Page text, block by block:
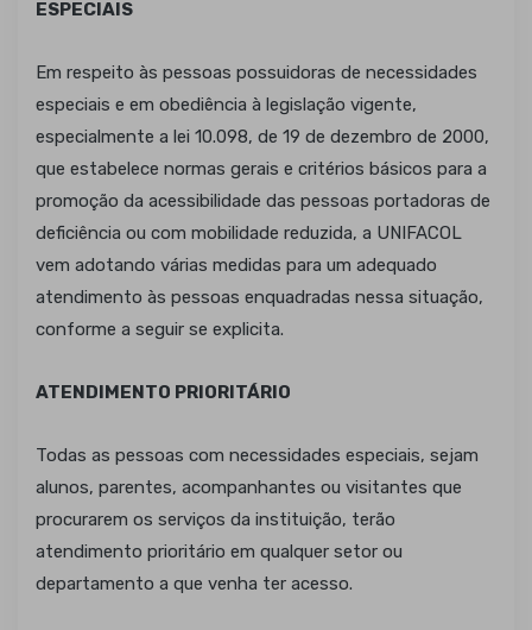
ESPECIAIS
Em respeito às pessoas possuidoras de necessidades
especiais e em obediência à legislação vigente,
especialmente a lei 10.098, de 19 de dezembro de 2000,
que estabelece normas gerais e critérios básicos para a
promoção da acessibilidade das pessoas portadoras de
deficiência ou com mobilidade reduzida, a UNIFACOL
vem adotando várias medidas para um adequado
atendimento às pessoas enquadradas nessa situação,
conforme a seguir se explicita.
ATENDIMENTO PRIORITÁRIO
Todas as pessoas com necessidades especiais, sejam
alunos, parentes, acompanhantes ou visitantes que
procurarem os serviços da instituição, terão
atendimento prioritário em qualquer setor ou
departamento a que venha ter acesso.